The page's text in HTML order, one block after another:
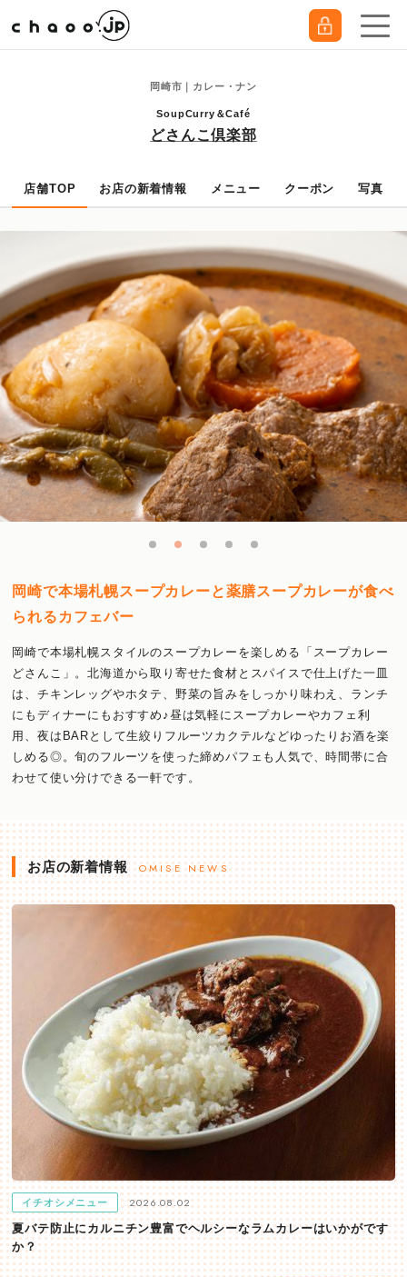
岡崎市｜カレー・ナン
SoupCurry＆Café
どさんこ倶楽部
店舗TOP お店の新着情報 メニュー クーポン 写真
岡崎で本場札幌スープカレーと薬膳スープカレーが食べ
られるカフェバー
岡崎で本場札幌スタイルのスープカレーを楽しめる「スープカレー
どさんこ」。北海道から取り寄せた食材とスパイスで仕上げた一皿
は、チキンレッグやホタテ、野菜の旨みをしっかり味わえ、ランチ
にもディナーにもおすすめ♪昼は気軽にスープカレーやカフェ利
用、夜はBARとして生絞りフルーツカクテルなどゆったりお酒を楽
しめる◎。旬のフルーツを使った締めパフェも人気で、時間帯に合
わせて使い分けできる一軒です。
お店の新着情報 OMISE NEWS
イチオシメニュー 2026.08.02
夏バテ防止にカルニチン豊富でヘルシーなラムカレーはいかがです
か？